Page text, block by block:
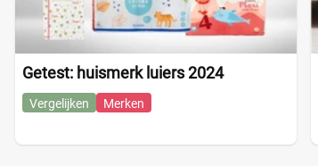
Getest: huismerk luiers 2024
Vergelijken Merken